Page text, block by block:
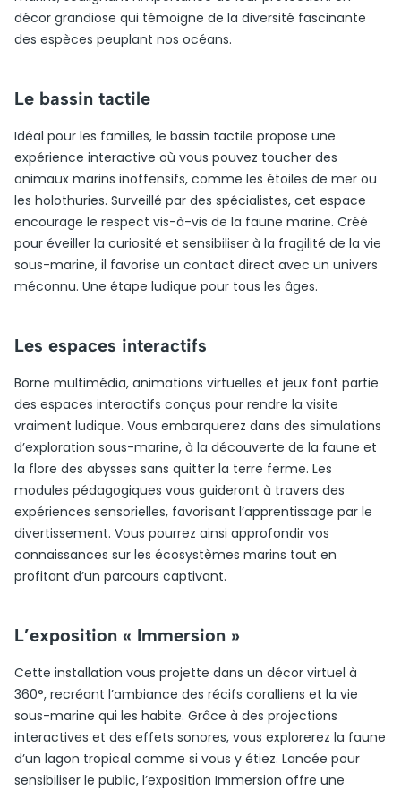
décor grandiose qui témoigne de la diversité fascinante
des espèces peuplant nos océans.
Le bassin tactile
Idéal pour les familles, le bassin tactile propose une
expérience interactive où vous pouvez toucher des
animaux marins inoffensifs, comme les étoiles de mer ou
les holothuries. Surveillé par des spécialistes, cet espace
encourage le respect vis-à-vis de la faune marine. Créé
pour éveiller la curiosité et sensibiliser à la fragilité de la vie
sous-marine, il favorise un contact direct avec un univers
méconnu. Une étape ludique pour tous les âges.
Les espaces interactifs
Borne multimédia, animations virtuelles et jeux font partie
des espaces interactifs conçus pour rendre la visite
vraiment ludique. Vous embarquerez dans des simulations
d’exploration sous-marine, à la découverte de la faune et
la flore des abysses sans quitter la terre ferme. Les
modules pédagogiques vous guideront à travers des
expériences sensorielles, favorisant l’apprentissage par le
divertissement. Vous pourrez ainsi approfondir vos
connaissances sur les écosystèmes marins tout en
profitant d’un parcours captivant.
L’exposition « Immersion »
Cette installation vous projette dans un décor virtuel à
360°, recréant l’ambiance des récifs coralliens et la vie
sous-marine qui les habite. Grâce à des projections
interactives et des effets sonores, vous explorerez la faune
d’un lagon tropical comme si vous y étiez. Lancée pour
sensibiliser le public, l’exposition Immersion offre une